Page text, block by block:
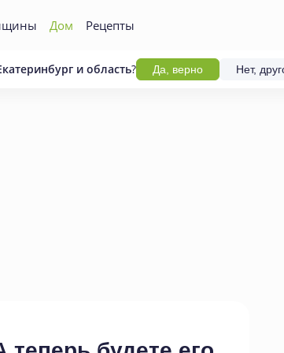
Дом Рецепты
и область? Да, верно Нет,